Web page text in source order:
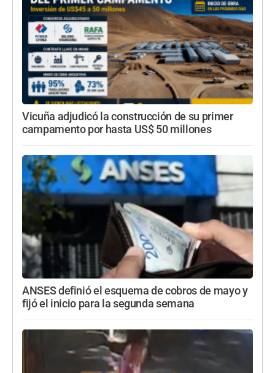
Vicuña adjudicó la construcción de su primer
campamento por hasta US$ 50 millones
ANSES definió el esquema de cobros de mayo y
fijó el inicio para la segunda semana